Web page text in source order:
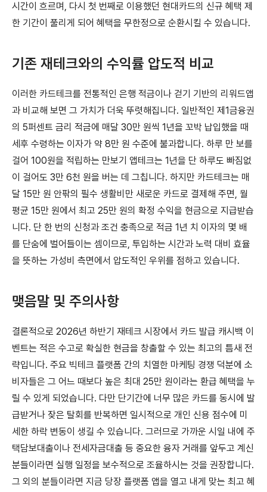
시간이 흐르며, 다시 첫 번째로 이용했던 현대카드의 신규 혜택 제
한 기간이 풀리게 되어 혜택을 무한정으로 순환시킬 수 있습니다.
기존 재테크와의 수익률 압도적 비교
이러한 카드테크를 전통적인 은행 적금이나 걷기 기반의 리워드앱
과 비교해 보면 그 가치가 더욱 뚜렷해집니다. 일반적인 제1금융권
의 5퍼센트 금리 적금에 매달 30만 원씩 1년을 꼬박 납입했을 때
세후 수령하는 이자가 약 8만 원 수준에 불과합니다. 하루 만 보를
걸어 100원을 적립하는 만보기 앱테크는 1년을 단 하루도 빠짐없
이 걸어도 3만 6천 원을 버는 데 그칩니다. 하지만 카드테크는 매
달 15만 원 안팎의 필수 생활비만 새로운 카드로 결제해 주면, 월
평균 15만 원에서 최고 25만 원의 확정 수익을 현금으로 지급받습
니다. 단 한 번의 신청과 조건 충족으로 적금 1년 치 이자의 몇 배
를 단숨에 벌어들이는 셈이므로, 투입하는 시간과 노력 대비 효율
을 뜻하는 가성비 측면에서 압도적인 우위를 점하고 있습니다.
맺음말 및 주의사항
결론적으로 2026년 하반기 재테크 시장에서 카드 발급 캐시백 이
벤트는 적은 수고로 확실한 현금을 창출할 수 있는 최고의 틈새 전
략입니다. 주요 빅테크 플랫폼 간의 치열한 마케팅 경쟁 덕분에 소
비자들은 그 어느 때보다 높은 최대 25만 원이라는 환급 혜택을 누
릴 수 있게 되었습니다. 다만 단기간에 너무 많은 카드를 동시에 발
급받거나 잦은 탈회를 반복하면 일시적으로 개인 신용 점수에 미
세한 하락 변동이 생길 수 있습니다. 그러므로 가까운 시일 내에 주
택담보대출이나 전세자금대출 등 중요한 융자 거래를 앞두고 계신
분들이라면 실행 일정을 보수적으로 조율하시는 것을 권장합니다.
그 외의 분들이라면 지금 당장 플랫폼 앱을 열고 내게 맞는 최고 혜